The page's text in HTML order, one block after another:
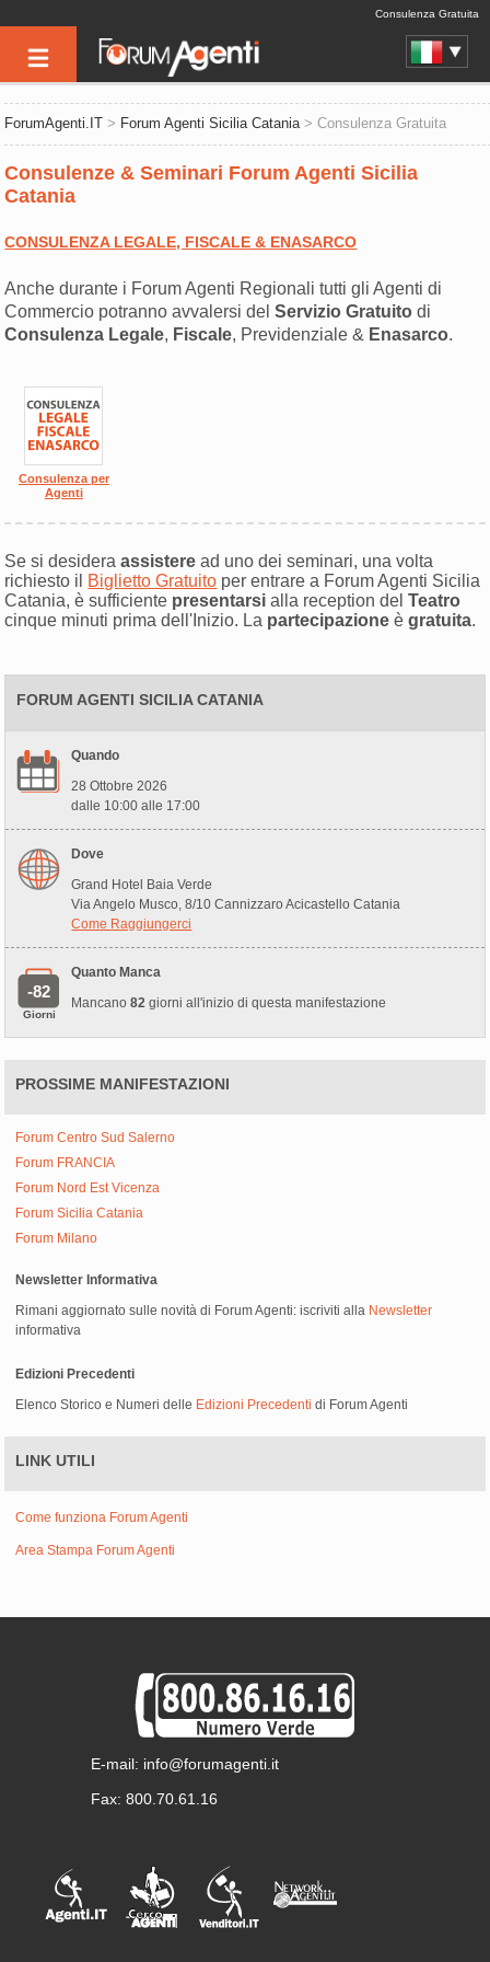
Consulenza Gratuita
ForumAgenti.IT > Forum Agenti Sicilia Catania> Consulenza Gratuita
Consulenze & Seminari Forum Agenti Sicilia
Catania
CONSULENZA LEGALE, FISCALE & ENASARCO
Anche durante i Forum Agenti Regionali tutti gli Agenti di
Commercio potranno avvalersi delServizio Gratuito di
Consulenza Legale, Fiscale, Previdenziale & Enasarco.
Consulenza per
Agenti
Se si desideraassistere ad uno dei seminari, una volta
richiesto il Biglietto Gratuito per entrare a Forum Agenti Sicilia
Catania, è sufficiente presentarsi alla reception delTeatro
cinque minuti prima dell'Inizio. La partecipazione ègratuita.
FORUM AGENTI SICILIA CATANIA
Quando
28 Ottobre 2026
dalle 10:00 alle 17:00
Dove
Grand Hotel Baia Verde
Via Angelo Musco, 8/10 Cannizzaro Acicastello Catania
Come Raggiungerci
-82
Giorni
Quanto Manca
Mancano82 giorni all'inizio di questa manifestazione
PROSSIME MANIFESTAZIONI
Forum Centro Sud Salerno
Forum FRANCIA
Forum Nord Est Vicenza
Forum Sicilia Catania
Forum Milano
Newsletter Informativa
Rimani aggiornato sulle novità di Forum Agenti: iscriviti alla Newsletter
informativa
Edizioni Precedenti
Elenco Storico e Numeri delle Edizioni Precedenti di Forum Agenti
LINK UTILI
Come funziona Forum Agenti
Area Stampa Forum Agenti
E-mail: info@forumagenti.it
Fax: 800.70.61.16